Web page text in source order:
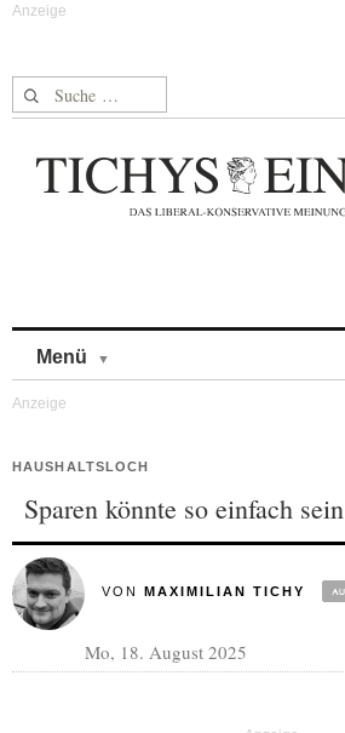
Suche nach:
Menü
HAUSHALTSLOCH
Sparen könnte so einfach sein
VON MAXIMILIAN TICHY
Mo, 18. August 2025